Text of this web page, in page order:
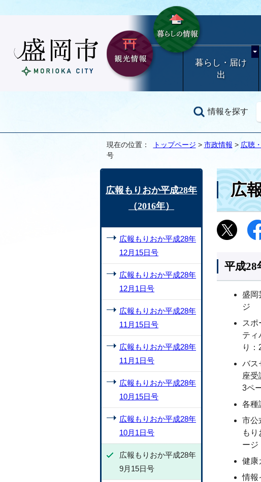
暮らし・届け
出
情報を探す
現在の位置： トップページ > 市政情報 > 広聴
号
広
平成28
盛岡
ジ
スポ
ティ
り：
バス
座受
3ペ
各種
市公
も
ージ
健康
情報
広報もりおか平成28年
（2016年）
広報もりおか平成28年
12月15日号
広報もりおか平成28年
12月1日号
広報もりおか平成28年
11月15日号
広報もりおか平成28年
11月1日号
広報もりおか平成28年
10月15日号
広報もりおか平成28年
10月1日号
広報もりおか平成28年
9月15日号